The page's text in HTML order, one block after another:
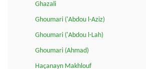
Ghazali
Ghoumari ('Abdou l-Aziz)
Ghoumari ('Abdou l-Lah)
Ghoumari (Ahmad)
Haçanayn Makhlouf